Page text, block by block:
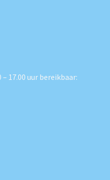
17.00 uur bereikbaar: